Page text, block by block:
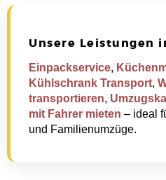
Unsere Leistungen
Einpackservice,
Kühlschrank Transport,
transportieren,
mit Fahrer mieten – ideal
und Familienumzüge.